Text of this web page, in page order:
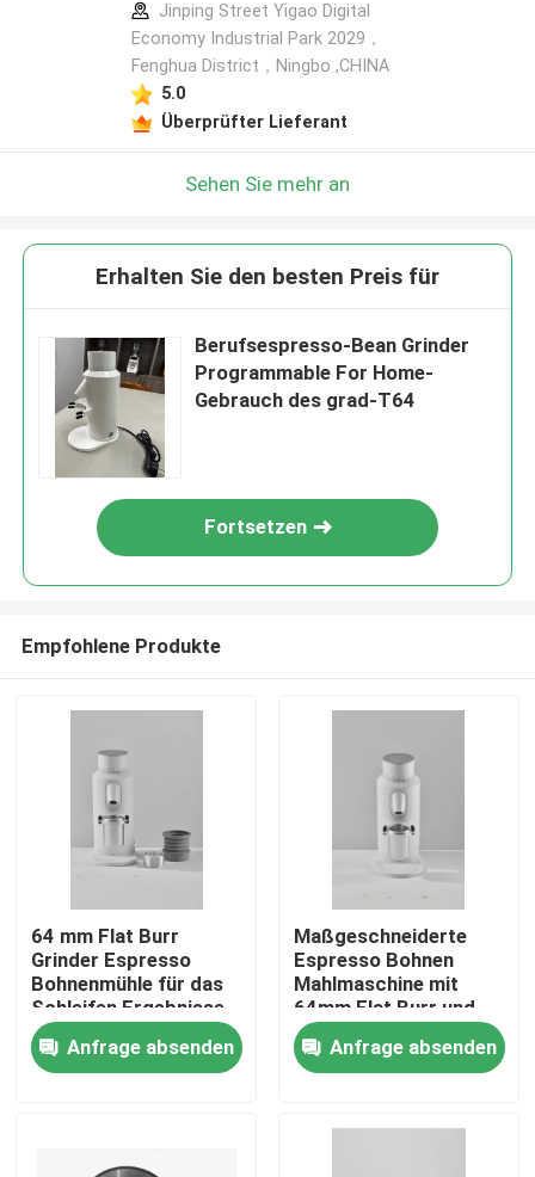
Haus
VR Show
Jinping Street Yigao Digital
Economy Industrial Park 2029，
Fenghua District，Ningbo ,CHINA
5.0
Überprüfter Lieferant
Sehen Sie mehr an
Erhalten Sie den besten Preis für
Berufsespresso-Bean Grinder
Programmable For Home-
Gebrauch des grad-T64
Fortsetzen
Empfohlene Produkte
64 mm Flat Burr
Grinder Espresso
Bohnenmühle für das
Schleifen Ergebnisse
Anfrage absenden
Maßgeschneiderte
Espresso Bohnen
Mahlmaschine mit
64mm Flat Burr und
120g Kapazität
Anfrage absenden